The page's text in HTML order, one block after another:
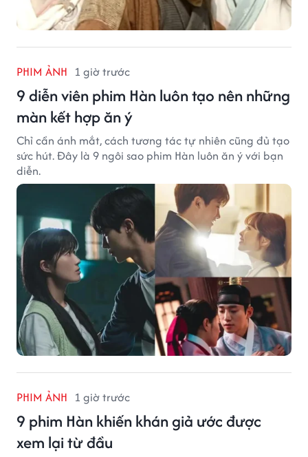
PHIM ẢNH 1 giờ trước
9 diễn viên phim Hàn luôn tạo nên những
màn kết hợp ăn ý
Chỉ cần ánh mắt, cách tương tác tự nhiên cũng đủ tạo
sức hút. Đây là 9 ngôi sao phim Hàn luôn ăn ý với bạn
diễn.
PHIM ẢNH 1 giờ trước
9 phim Hàn khiến khán giả ước được
xem lại từ đầu